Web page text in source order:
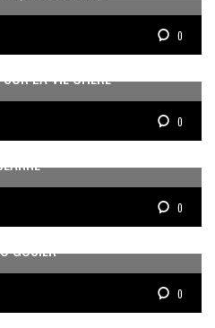
0
LA VIE CHÈRE
0
RESPONSABLE FACE AUX
0
GOSIER
0